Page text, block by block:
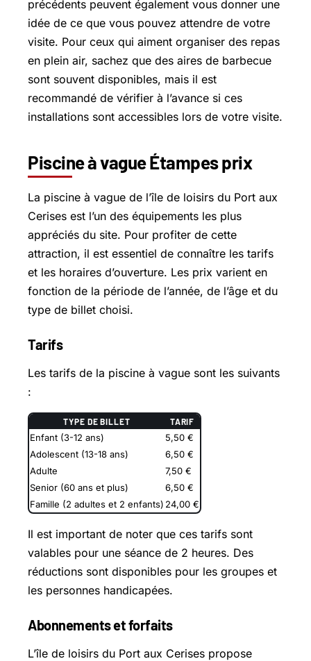
précédents peuvent également vous donner une
idée de ce que vous pouvez attendre de votre
visite. Pour ceux qui aiment organiser des repas
en plein air, sachez que des aires de barbecue
sont souvent disponibles, mais il est
recommandé de vérifier à l’avance si ces
installations sont accessibles lors de votre visite.
Piscine à vague Étampes prix
La piscine à vague de l’île de loisirs du Port aux
Cerises est l’un des équipements les plus
appréciés du site. Pour profiter de cette
attraction, il est essentiel de connaître les tarifs
et les horaires d’ouverture. Les prix varient en
fonction de la période de l’année, de l’âge et du
type de billet choisi.
Tarifs
Les tarifs de la piscine à vague sont les suivants
:
TYPE DE BILLET TARIF
Enfant (3-12 ans)
5,50 €
Adolescent (13-18 ans)
6,50 €
Adulte
7,50 €
Senior (60 ans et plus)
6,50 €
Famille (2 adultes et 2 enfants) 24,00 €
Il est important de noter que ces tarifs sont
valables pour une séance de 2 heures. Des
réductions sont disponibles pour les groupes et
les personnes handicapées.
Abonnements et forfaits
L’île de loisirs du Port aux Cerises propose